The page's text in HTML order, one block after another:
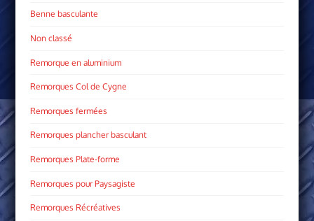
Benne basculante
Non classé
Remorque en aluminium
Remorques Col de Cygne
Remorques fermées
Remorques plancher basculant
Remorques Plate­-forme
Remorques pour Paysagiste
Remorques Récréatives